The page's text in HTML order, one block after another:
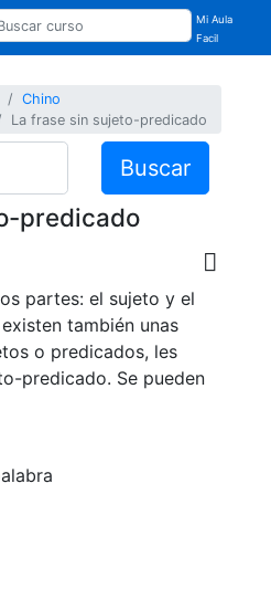
Mi Aula
Facil
Chino
La frase sin sujeto-predicado
Buscar
predicado
partes: el sujeto y el
también unas
o predicados, les
predicado. Se pueden